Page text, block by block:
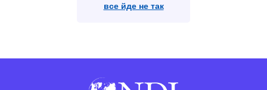
все йде не так